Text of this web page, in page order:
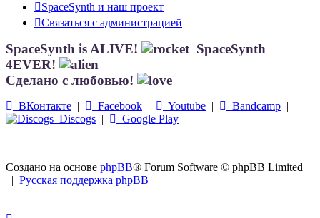
SpaceSynth и наш проект
Связаться с администрацией
SpaceSynth is ALIVE!
SpaceSynth
4EVER!
Сделано с любовью!
ВКонтакте | Facebook | Youtube | Bandcamp |
Discogs | Google Play
Создано на основе phpBB® Forum Software © phpBB Limited
| Русская поддержка phpBB